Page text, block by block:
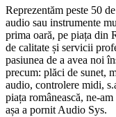
Reprezentăm peste 50
audio sau instrumente
prima oară, pe piața din
de calitate și servicii
pasiunea de a avea noi
precum: plăci de sunet,
audio, controlere midi,
piața românească, ne-
așa a pornit Audio Sys.